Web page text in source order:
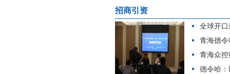
招商引资
全球开
青海德
青海众
德令哈